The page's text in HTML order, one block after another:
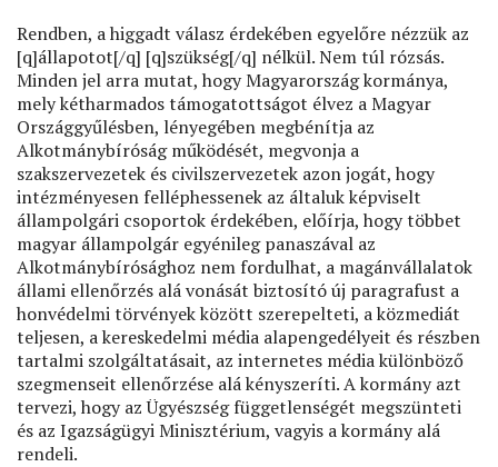
Rendben, a higgadt válasz érdekében egyelőre nézzük az
[q]állapotot[/q] [q]szükség[/q] nélkül. Nem túl rózsás.
Minden jel arra mutat, hogy Magyarország kormánya,
mely kétharmados támogatottságot élvez a Magyar
Országgyűlésben, lényegében megbénítja az
Alkotmánybíróság működését, megvonja a
szakszervezetek és civilszervezetek azon jogát, hogy
intézményesen felléphessenek az általuk képviselt
állampolgári csoportok érdekében, előírja, hogy többet
magyar állampolgár egyénileg panaszával az
Alkotmánybírósághoz nem fordulhat, a magánvállalatok
állami ellenőrzés alá vonását biztosító új paragrafust a
honvédelmi törvények között szerepelteti, a közmediát
teljesen, a kereskedelmi média alapengedélyeit és részben
tartalmi szolgáltatásait, az internetes média különböző
szegmenseit ellenőrzése alá kényszeríti. A kormány azt
tervezi, hogy az Ügyészség függetlenségét megszünteti
és az Igazságügyi Minisztérium, vagyis a kormány alá
rendeli.